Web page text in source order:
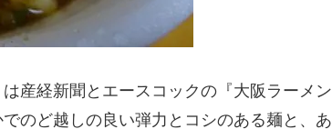
産経新聞とエースコックの『大阪ラーメン
のど越しの良い弾力とコシのある麺と、あ